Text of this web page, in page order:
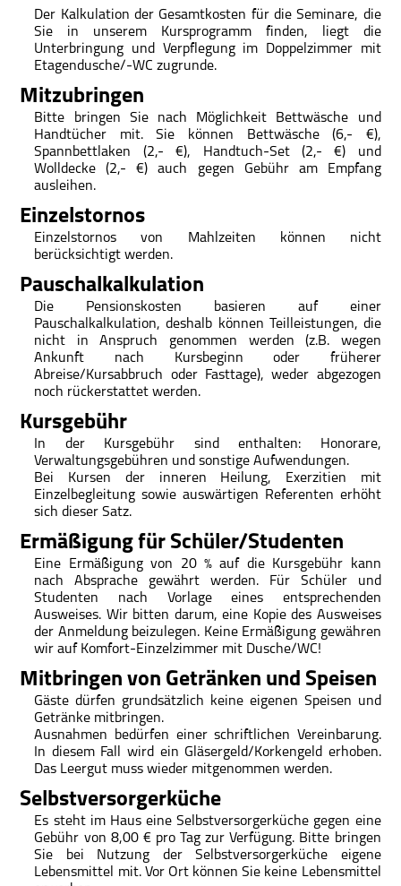
Der Kalkulation der Gesamtkosten für die Seminare, die
Sie in unserem Kursprogramm finden, liegt die
Unterbringung und Verpflegung im Doppelzimmer mit
Etagendusche/-WC zugrunde.
Mitzubringen
Bitte bringen Sie nach Möglichkeit Bettwäsche und
Handtücher mit. Sie können Bettwäsche (6,- €),
Spannbettlaken (2,- €), Handtuch-Set (2,- €) und
Wolldecke (2,- €) auch gegen Gebühr am Empfang
ausleihen.
Einzelstornos
Einzelstornos von Mahlzeiten können nicht
berücksichtigt werden.
Pauschalkalkulation
Die Pensionskosten basieren auf einer
Pauschalkalkulation, deshalb können Teilleistungen, die
nicht in Anspruch genommen werden (z.B. wegen
Ankunft nach Kursbeginn oder früherer
Abreise/Kursabbruch oder Fasttage), weder abgezogen
noch rückerstattet werden.
Kursgebühr
In der Kursgebühr sind enthalten: Honorare,
Verwaltungsgebühren und sonstige Aufwendungen.
Bei Kursen der inneren Heilung, Exerzitien mit
Einzelbegleitung sowie auswärtigen Referenten erhöht
sich dieser Satz.
Ermäßigung für Schüler/Studenten
Eine Ermäßigung von 20 % auf die Kursgebühr kann
nach Absprache gewährt werden. Für Schüler und
Studenten nach Vorlage eines entsprechenden
Ausweises. Wir bitten darum, eine Kopie des Ausweises
der Anmeldung beizulegen. Keine Ermäßigung gewähren
wir auf Komfort-Einzelzimmer mit Dusche/WC!
Mitbringen von Getränken und Speisen
Gäste dürfen grundsätzlich keine eigenen Speisen und
Getränke mitbringen.
Ausnahmen bedürfen einer schriftlichen Vereinbarung.
In diesem Fall wird ein Gläsergeld/Korkengeld erhoben.
Das Leergut muss wieder mitgenommen werden.
Selbstversorgerküche
Es steht im Haus eine Selbstversorgerküche gegen eine
Gebühr von 8,00 € pro Tag zur Verfügung. Bitte bringen
Sie bei Nutzung der Selbstversorgerküche eigene
Lebensmittel mit. Vor Ort können Sie keine Lebensmittel